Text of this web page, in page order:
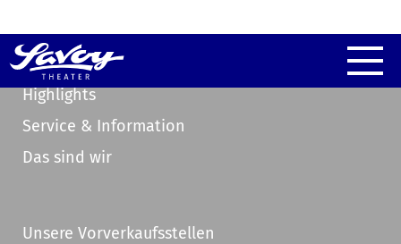
Highlights
Service & Information
Das sind wir
Unsere Vorverkaufsstellen